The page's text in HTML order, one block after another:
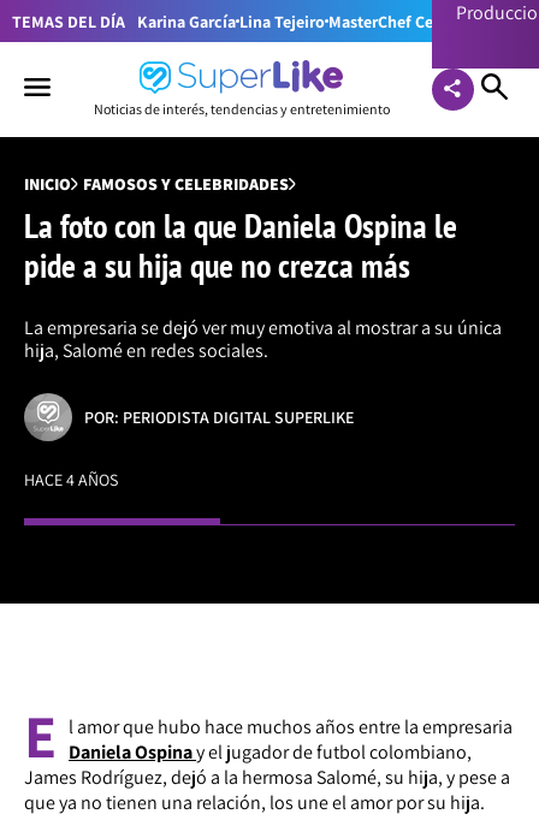
TEMAS DEL DÍA Karina García Lina Tejeiro MasterChef Celebrity
Noticias de interés, tendencias y entretenimiento
INICIO FAMOSOS Y CELEBRIDADES
La foto con la que Daniela Ospina le
pide a su hija que no crezca más
La empresaria se dejó ver muy emotiva al mostrar a su única
hija, Salomé en redes sociales.
POR: PERIODISTA DIGITAL SUPERLIKE
HACE 4 AÑOS
E
l amor que hubo hace muchos años entre la empresaria
Daniela Ospinay el jugador de futbol colombiano,
James Rodríguez, dejó a la hermosa Salomé, su hija, y pese a
que ya no tienen una relación, los une el amor por su hija.